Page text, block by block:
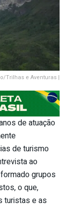
Trilhas e Aventuras |
de atuação
de turismo
ao
grupos
o que,
turistas e as